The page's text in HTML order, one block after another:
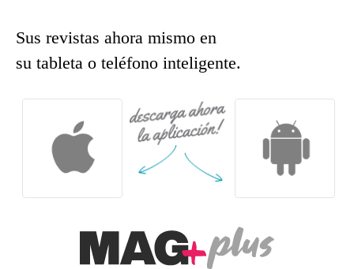
Sus revistas ahora mismo en
su tableta o teléfono inteligente.